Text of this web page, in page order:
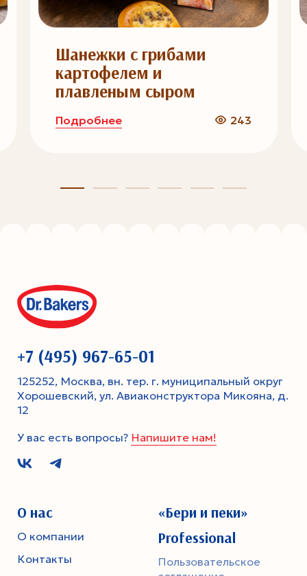
Шанежки с грибами
картофелем и
плавленым сыром
Подробнее 243
+7 (495) 967-65-01
125252, Москва, вн. тер. г. муниципальный округ
Хорошевский, ул. Авиаконструктора Микояна, д.
12
У вас есть вопросы? Напишите нам!
О нас
О компании
Контакты
«Бери и пеки»
Professional
Пользовательское